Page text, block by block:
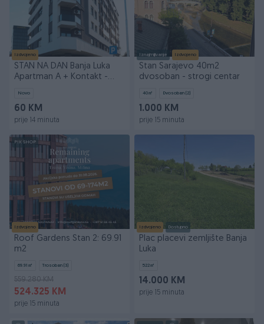
Izdvojeno
STAN NA DAN Banja Luka
Apartman A + Kontakt -
Novo
60 KM
prije 14 minuta
Iznajmljivanje Izdvojeno
Stan Sarajevo 40m2
dvosoban - strogi centar
40㎡ Dvosoban (2)
1.000 KM
prije 15 minuta
PIK SHOP
Izdvojeno
Roof Gardens Stan 2: 69.91
m2
69.91 ㎡ Trosoban (3)
559.280 KM
524.325 KM
prije 15 minuta
Izdvojeno Dostupno
Plac placevi zemljište Banja
Luka
522㎡
14.000 KM
prije 15 minuta